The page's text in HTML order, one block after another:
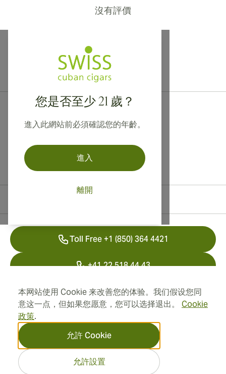
本网站使用 Cookie 来改善您的体验。我们假设您同
意这一点，但如果您愿意，您可以选择退出。 Cookie
政策.
允許 Cookie
允許設置
沒有評價
您是否至少 21 歲？
進入此網站前必須確認您的年齡。
進入
離開
提供寄往加拿大、英國及澳洲的國際運送服務！
地址
資訊
Toll Free +1 (850) 364 4421
+41 22 518 44 43
info@swisscubancigars.com